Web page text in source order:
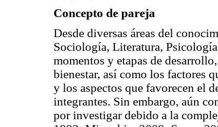
Concepto de pareja
Desde diversas áreas del
Sociología, Literatura,
momentos y etapas de
bienestar, así como los factores
y los aspectos que favorecen el
integrantes. Sin embargo, aún
por investigar debido a la